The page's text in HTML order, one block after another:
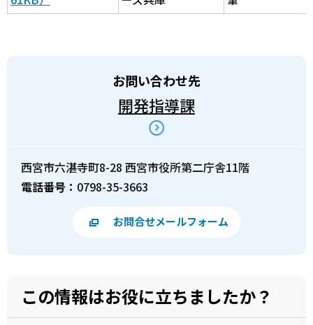
お問い合わせ先
開発指導課
西宮市六湛寺町8-28 西宮市役所第二庁舎11階
電話番号： 0798-35-3663
お問合せメールフォーム
この情報はお役に立ちましたか？